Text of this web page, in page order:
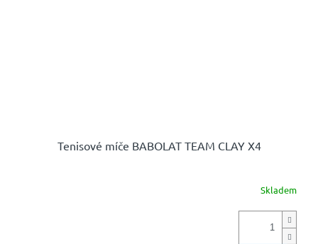
Tenisové míče BABOLAT TEAM CLAY X4
Skladem